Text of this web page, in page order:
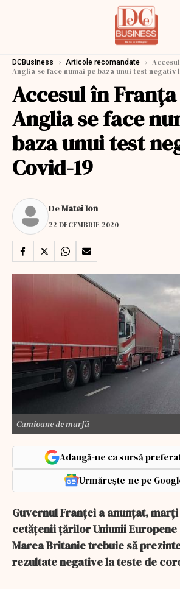
DCBusiness › Articole recomandate ›
Anglia se face numai pe baza unui test negativ
Accesul în
Anglia se face
baza unui test
Covid-19
DeMatei Ion
22 DECEMBRIE 2020
Camioane de marfă
Adaugă-ne ca sursă
Urmărește-ne pe
Guvernul Franţei a anunţat,
cetăţenii ţărilor Uniunii
Marea Britanie trebuie să
rezultate negative la teste de